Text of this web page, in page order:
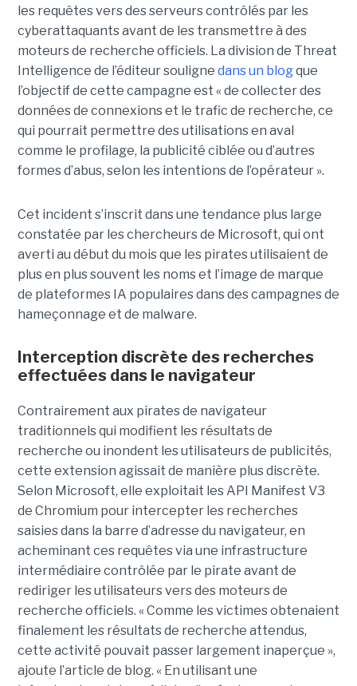
les requêtes vers des serveurs contrôlés par les
cyberattaquants avant de les transmettre à des
moteurs de recherche officiels. La division de Threat
Intelligence de l’éditeur souligne dans un blogque
l’objectif de cette campagne est « de collecter des
données de connexions et le trafic de recherche, ce
qui pourrait permettre des utilisations en aval
comme le profilage, la publicité ciblée ou d’autres
formes d’abus, selon les intentions de l’opérateur ».
Cet incident s’inscrit dans une tendance plus large
constatée par les chercheurs de Microsoft, qui ont
averti au début du mois que les pirates utilisaient de
plus en plus souvent les noms et l’image de marque
de plateformes IA populaires dans des campagnes de
hameçonnage et de malware.
Interception discrète des recherches
effectuées dans le navigateur
Contrairement aux pirates de navigateur
traditionnels qui modifient les résultats de
recherche ou inondent les utilisateurs de publicités,
cette extension agissait de manière plus discrète.
Selon Microsoft, elle exploitait les API Manifest V3
de Chromium pour intercepter les recherches
saisies dans la barre d’adresse du navigateur, en
acheminant ces requêtes via une infrastructure
intermédiaire contrôlée par le pirate avant de
rediriger les utilisateurs vers des moteurs de
recherche officiels. « Comme les victimes obtenaient
finalement les résultats de recherche attendus,
cette activité pouvait passer largement inaperçue »,
ajoute l’article de blog. « En utilisant une